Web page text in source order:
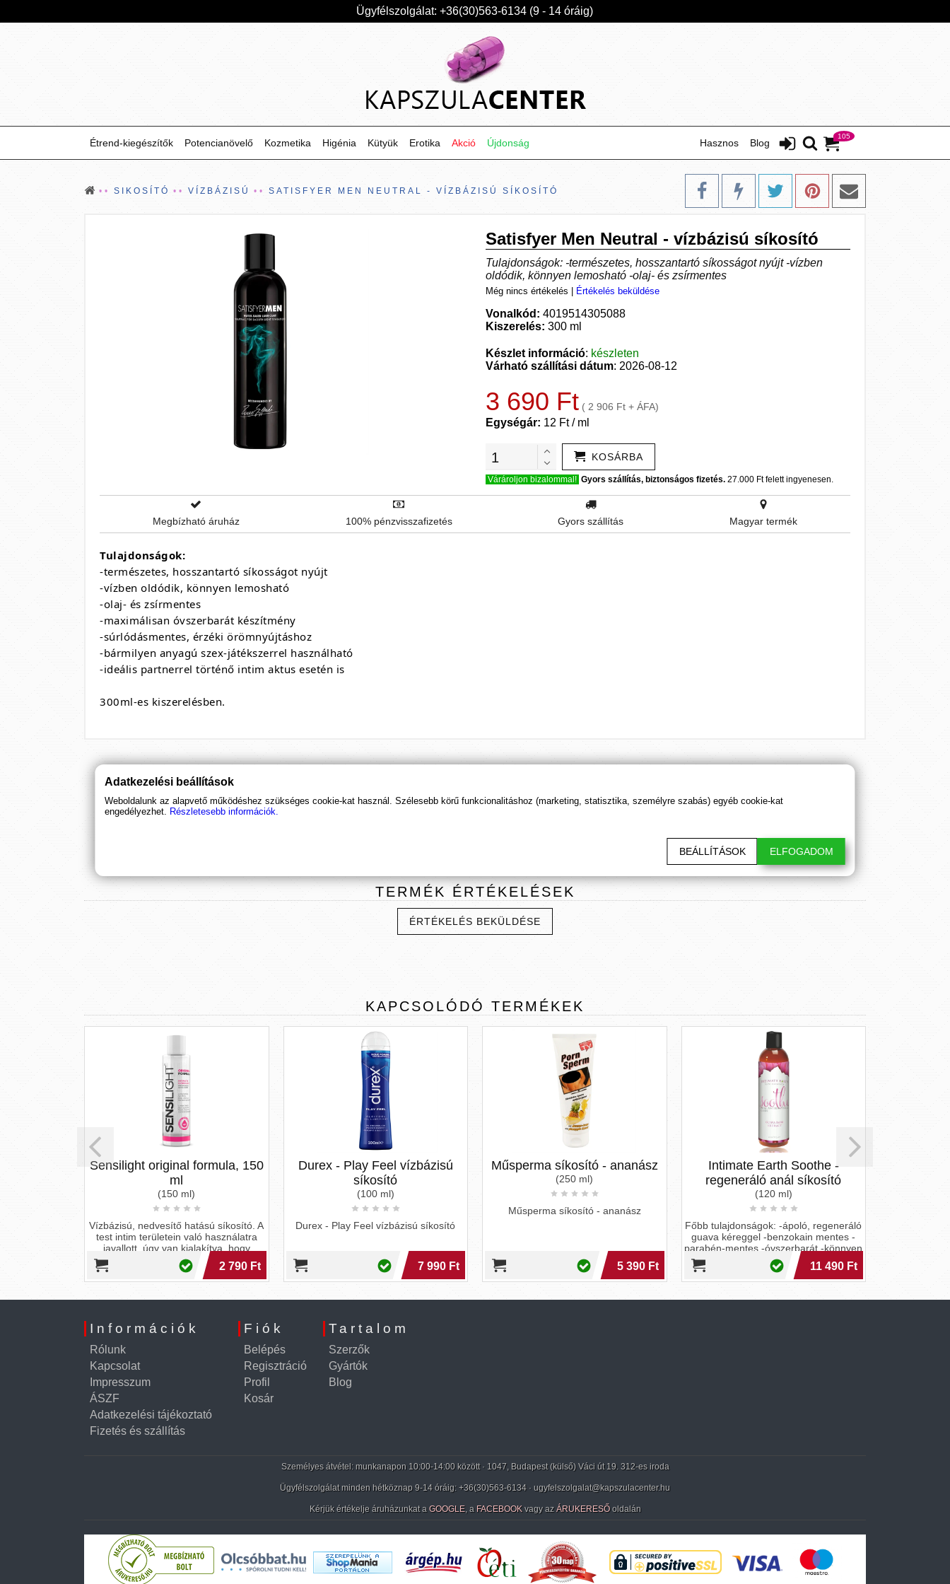
Ügyfélszolgálat: +36(30)563-6134 (9 - 14 óráig)
105
Étrend-kiegészítők Blog
Potencianövelő Hasznos
Kozmetika Higénia Kütyük Erotika Akció Újdonság
SIKOSÍTÓ VÍZBÁZISÚ SATISFYER MEN NEUTRAL - VÍZBÁZISÚ SÍKOSÍTÓ
Satisfyer Men Neutral - vízbázisú síkosító
Tulajdonságok: -természetes, hosszantartó síkosságot nyújt -vízben
oldódik, könnyen lemosható -olaj- és zsírmentes
Még nincs értékelés Értékelés beküldése
Vonalkód: 4019514305088
Kiszerelés: 300 ml
Készlet információ: készleten
Várható szállítási dátum: 2026-08-12
3 690 Ft ( 2 906 Ft + ÁFA)
Egységár: 12 Ft / ml
KOSÁRBA
Várároljon bizalommal! Gyors szállítás, biztonságos fizetés. 27.000 Ft felett ingyenesen.
Megbízható áruház 100% pénzvisszafizetés Gyors szállítás Magyar termék
Tulajdonságok:
-természetes, hosszantartó síkosságot nyújt
-vízben oldódik, könnyen lemosható
-olaj- és zsírmentes
-maximálisan óvszerbarát készítmény
-súrlódásmentes, érzéki örömnyújtáshoz
-bármilyen anyagú szex-játékszerrel használható
-ideális partnerrel történő intim aktus esetén is
300ml-es kiszerelésben.
Ha támogatnád a munkánkat, itt tudod beállítani, hogy előre kerüljenek ismeretterjesztő cikkeink. Hálásan köszönjük!
TERMÉK ÉRTÉKELÉSEK
ÉRTÉKELÉS BEKÜLDÉSE
KAPCSOLÓDÓ TERMÉKEK
original formula, 150
nedvesítő hatású síkosító. A
intim területein való használatra
javallott, úgy van kialakítva, hogy
Durex - Play Feel vízbázisú
Durex - Play Feel vízbázisú síkosító
Műsperma síkosító - ananász
Műsperma síkosító - ananász
Intimate Earth Soothe -
regeneráló anál síkosító
Főbb tulajdonságok: -ápoló, regeneráló
guava kéreggel -benzokain mentes -
parabén-mentes -óvszerbarát -könnyen
MY LUBE NATURAL
A My Lube egy semleges és
vízalapú intim gél. Minden
Információk
Rólunk
Kapcsolat
Impresszum
ÁSZF
Adatkezelési tájékoztató
Fizetés és szállítás
Fiók
Belépés
Regisztráció
Profil
Kosár
Tartalom
Szerzők
Gyártók
Blog
Személyes átvétel: munkanapon 10:00-14:00 között · 1047, Budapest (külső) Váci út 19. 312-es iroda
Ügyfélszolgálat minden hétköznap 9-14 óráig: +36(30)563-6134 · ugyfelszolgalat@kapszulacenter.hu
Kérjük értékelje áruházunkat a GOOGLE, a FACEBOOK vagy az ÁRUKERESŐ oldalán
Adatkezelési beállítások
Weboldalunk az alapvető működéshez szükséges cookie-kat használ. Szélesebb körű funkcionalitáshoz (marketing, statisztika, személyre szabás) egyéb cookie-kat
engedélyezhet. Részletesebb információk.
BEÁLLÍTÁSOK ELFOGADOM